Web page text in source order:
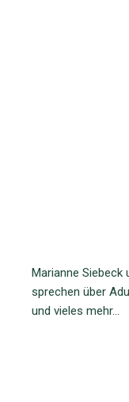
Marianne Siebeck
sprechen über
und vieles mehr…